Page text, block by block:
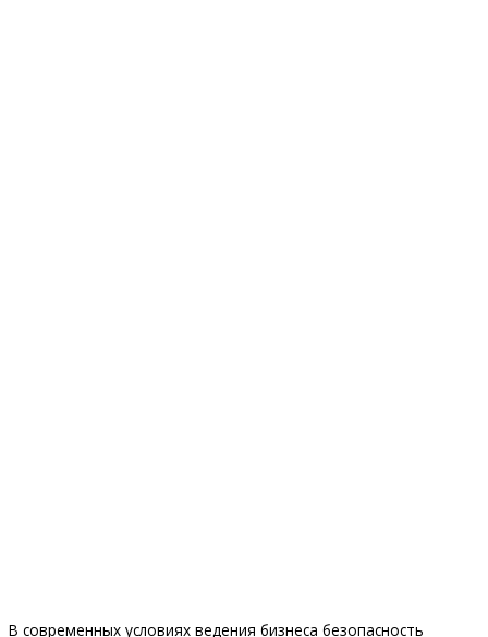
В современных условиях ведения бизнеса безопасность